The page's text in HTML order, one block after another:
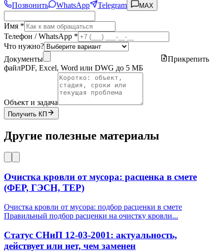
Позвонить WhatsApp Telegram MAX
Имя *
Телефон / WhatsApp *
Что нужно?
Документы
Прикрепить
файлPDF, Excel, Word или DWG до 5 МБ
Объект и задача
Получить КП
Другие полезные материалы
Очистка кровли от мусора: расценка в смете
(ФЕР, ГЭСН, ТЕР)
Очистка кровли от мусора: подбор расценки в смете
Правильный подбор расценки на очистку кровли...
Статус СНиП 12-03-2001: актуальность,
действует или нет, чем заменен